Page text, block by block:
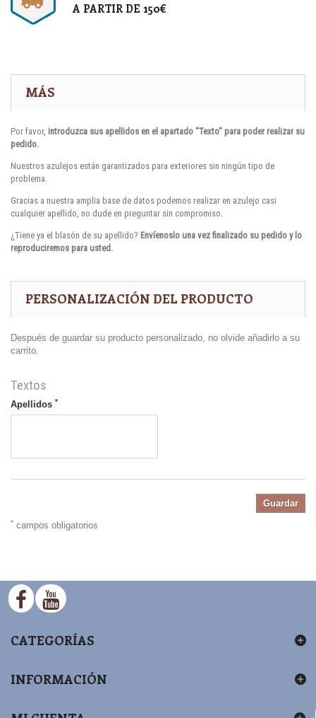
A PARTIR DE 150€
MÁS
Por favor, introduzca sus apellidos en el apartado "Texto" para poder realizar su
pedido.
Nuestros azulejos están garantizados para exteriores sin ningún tipo de
problema.
Gracias a nuestra amplia base de datos podemos realizar en azulejo casi
cualquier apellido, no dude en preguntar sin compromiso.
¿Tiene ya el blasón de su apellido? Envíenoslo una vez finalizado su pedido y lo
reproduciremos para usted.
PERSONALIZACIÓN DEL PRODUCTO
Después de guardar su producto personalizado, no olvide añadirlo a su
carrito.
Textos
Apellidos *
Guardar
* campos obligatorios
CATEGORÍAS
INFORMACIÓN